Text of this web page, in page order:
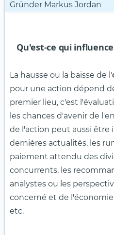
Qu'est-ce qui
La hausse ou la baisse de l'
pour une action dépend
premier lieu, c'est
les chances d'avenir de
de l'action peut aussi être
dernières actualités, les
paiement attendu des
concurrents, les
analystes ou les
concerné et de
etc.